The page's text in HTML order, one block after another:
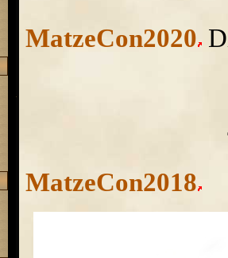
MatzeCon2020
MatzeCon2018